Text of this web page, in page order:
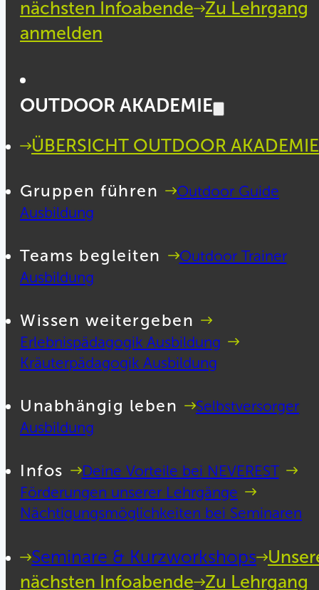
nächsten Infoabende Zu Lehrgang
anmelden
OUTDOOR AKADEMIE
ÜBERSICHT OUTDOOR AKADEMIE
Gruppen führen
Outdoor Guide
Ausbildung
Teams begleiten
Outdoor Trainer
Ausbildung
Wissen weitergeben
Erlebnispädagogik Ausbildung
Kräuterpädagogik Ausbildung
Unabhängig leben
Selbstversorger
Ausbildung
Infos
Deine Vorteile bei NEVEREST
Förderungen unserer Lehrgänge
Nächtigungsmöglichkeiten bei Seminaren
Seminare & Kurzworkshops
nächsten Infoabende Zu Lehrgang